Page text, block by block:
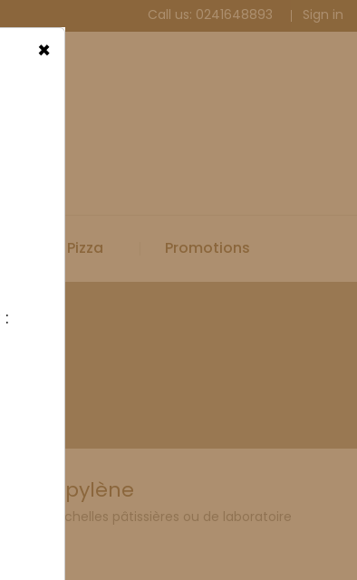
Call us: 0241648893 Sign in
Spécial Pizza Promotions
aux échelles pâtissières ou de laboratoire
×